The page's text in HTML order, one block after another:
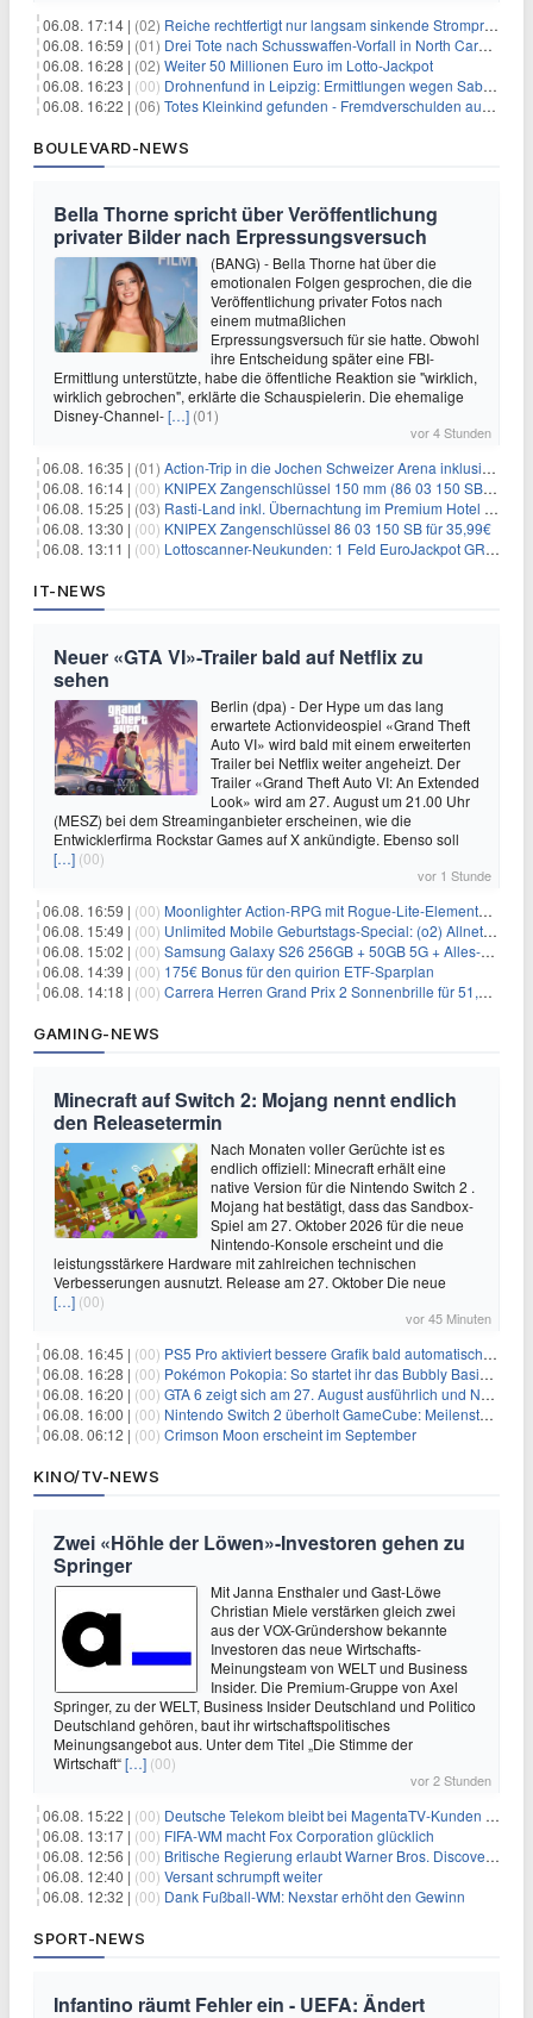
06.08. 17:14 | (02) Reiche rechtfertigt nur langsam sinkende Strompreise
06.08. 16:59 | (01) Drei Tote nach Schusswaffen-Vorfall in North Carolina
06.08. 16:28 | (02) Weiter 50 Millionen Euro im Lotto-Jackpot
06.08. 16:23 | (00) Drohnenfund in Leipzig: Ermittlungen wegen Sabotage und Spionage
06.08. 16:22 | (06) Totes Kleinkind gefunden - Fremdverschulden ausgeschlossen
BOULEVARD-NEWS
Bella Thorne spricht über Veröffentlichung
privater Bilder nach Erpressungsversuch
(BANG) - Bella Thorne hat über die
emotionalen Folgen gesprochen, die die
Veröffentlichung privater Fotos nach
einem mutmaßlichen
Erpressungsversuch für sie hatte. Obwohl
ihre Entscheidung später eine FBI-
Ermittlung unterstützte, habe die öffentliche Reaktion sie "wirklich,
wirklich gebrochen", erklärte die Schauspielerin. Die ehemalige
Disney-Channel-[…] (01)
vor 4 Stunden
06.08. 16:35 | (01) Action-Trip in die Jochen Schweizer Arena inklusive Premium Hotel und Frühstück ab 59€ p.P.
06.08. 16:14 | (00) KNIPEX Zangenschlüssel 150 mm (86 03 150 SB) für 35,99€
06.08. 15:25 | (03) Rasti-Land inkl. Übernachtung im Premium Hotel ab 69€ p.P.
06.08. 13:30 | (00) KNIPEX Zangenschlüssel 86 03 150 SB für 35,99€
06.08. 13:11 | (00) Lottoscanner-Neukunden: 1 Feld EuroJackpot GRATIS spielen
IT-NEWS
Neuer «GTA VI»-Trailer bald auf Netflix zu
sehen
Berlin (dpa) - Der Hype um das lang
erwartete Actionvideospiel «Grand Theft
Auto VI» wird bald mit einem erweiterten
Trailer bei Netflix weiter angeheizt. Der
Trailer «Grand Theft Auto VI: An Extended
Look» wird am 27. August um 21.00 Uhr
(MESZ) bei dem Streaminganbieter erscheinen, wie die
Entwicklerfirma Rockstar Games auf X ankündigte. Ebenso soll
[…] (00)
vor 1 Stunde
06.08. 16:59 | (00) Moonlighter Action-RPG mit Rogue-Lite-Elementen kostenlos bei Steam
06.08. 15:49 | (00) Unlimited Mobile Geburtstags-Special: (o2) Allnet-Flats ab 14,99€/Monat
06.08. 15:02 | (00) Samsung Galaxy S26 256GB + 50GB 5G + Alles-Flat im Vodafone-Netz für 19,99€/Monat – eff. 0,20€/Monat
06.08. 14:39 | (00) 175€ Bonus für den quirion ETF-Sparplan
06.08. 14:18 | (00) Carrera Herren Grand Prix 2 Sonnenbrille für 51,55€
GAMING-NEWS
Minecraft auf Switch 2: Mojang nennt endlich
den Releasetermin
Nach Monaten voller Gerüchte ist es
endlich offiziell: Minecraft erhält eine
native Version für die Nintendo Switch 2 .
Mojang hat bestätigt, dass das Sandbox-
Spiel am 27. Oktober 2026 für die neue
Nintendo-Konsole erscheint und die
leistungsstärkere Hardware mit zahlreichen technischen
Verbesserungen ausnutzt. Release am 27. Oktober Die neue
[…] (00)
vor 45 Minuten
06.08. 16:45 | (00) PS5 Pro aktiviert bessere Grafik bald automatisch, aber das Update ist kleiner als gedacht
06.08. 16:28 | (00) Pokémon Pokopia: So startet ihr das Bubbly Basin-DLC
06.08. 16:20 | (00) GTA 6 zeigt sich am 27. August ausführlich und Netflix bekommt sechs Stunden Vorsprung
06.08. 16:00 | (00) Nintendo Switch 2 überholt GameCube: Meilenstein schon nach kurzer Zeit erreicht
06.08. 06:12 | (00) Crimson Moon erscheint im September
KINO/TV-NEWS
Zwei «Höhle der Löwen»-Investoren gehen zu
Springer
Mit Janna Ensthaler und Gast-Löwe
Christian Miele verstärken gleich zwei
aus der VOX-Gründershow bekannte
Investoren das neue Wirtschafts-
Meinungsteam von WELT und Business
Insider. Die Premium-Gruppe von Axel
Springer, zu der WELT, Business Insider Deutschland und Politico
Deutschland gehören, baut ihr wirtschaftspolitisches
Meinungsangebot aus. Unter dem Titel „Die Stimme der
Wirtschaft“[…] (00)
vor 2 Stunden
06.08. 15:22 | (00) Deutsche Telekom bleibt bei MagentaTV-Kunden vage
06.08. 13:17 | (00) FIFA-WM macht Fox Corporation glücklich
06.08. 12:56 | (00) Britische Regierung erlaubt Warner Bros. Discovery-Übernahme
06.08. 12:40 | (00) Versant schrumpft weiter
06.08. 12:32 | (00) Dank Fußball-WM: Nexstar erhöht den Gewinn
SPORT-NEWS
Infantino räumt Fehler ein - UEFA: Ändert